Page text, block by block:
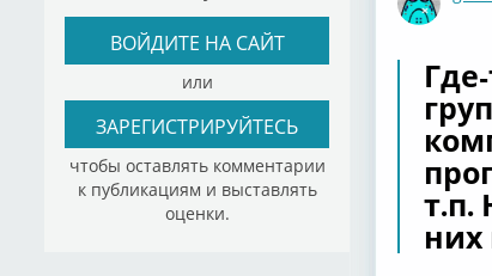
ВОЙДИТЕ НА САЙТ
или
ЗАРЕГИСТРИРУЙТЕСЬ
чтобы оставлять комментарии
к публикациям и выставлять
оценки.
т.п.